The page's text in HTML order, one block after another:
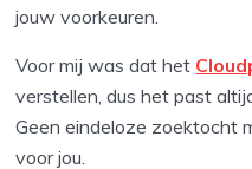
jouw voorkeuren.
Voor mij was dat het
verstellen, dus het past
Geen eindeloze zoektocht
voor jou.